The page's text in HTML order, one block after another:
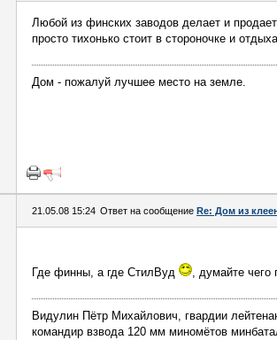
Любой из финских заводов делает и
просто тихонько стоит в стороночке и
Дом - пожалуй лучшее место на земле.
21.05.08 15:24 Ответ на сообщение Re: Дом из
Где финны, а где СтилВуд , думайте чего
Видулин Пётр Михайлович, гвардии
командир взвода 120 мм миномётов